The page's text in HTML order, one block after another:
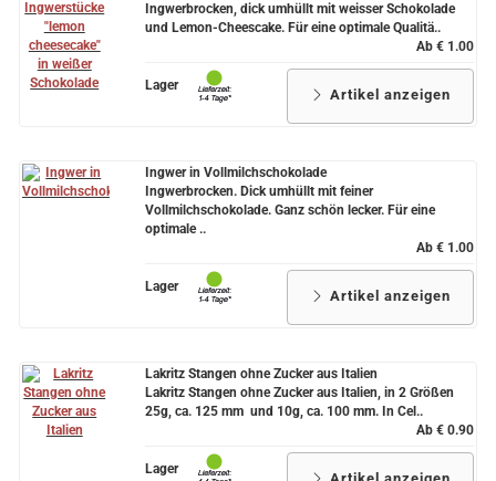
Ingwerbrocken, dick umhüllt mit weisser Schokolade
und Lemon-Cheescake. Für eine optimale Qualitä..
Ab € 1.00
Lager
Artikel anzeigen
Ingwer in Vollmilchschokolade
Ingwerbrocken. Dick umhüllt mit feiner
Vollmilchschokolade. Ganz schön lecker. Für eine
optimale ..
Ab € 1.00
Lager
Artikel anzeigen
Lakritz Stangen ohne Zucker aus Italien
Lakritz Stangen ohne Zucker aus Italien, in 2 Größen
25g, ca. 125 mm und 10g, ca. 100 mm. In Cel..
Ab € 0.90
Lager